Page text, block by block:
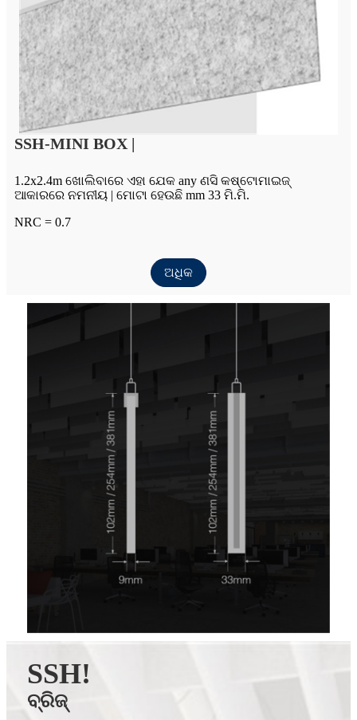
SSH-MINI BOX |
1.2x2.4m ଖୋଲିବାରେ ଏହା ଯେକ any ଣସି କଷ୍ଟୋମାଇଜ୍
ଆକାରରେ ନମନୀୟ | ମୋଟା ହେଉଛି mm 33 ମି.ମି.
NRC = 0.7
ଅଧିକ
SSH!
ବ୍ରିଜ୍